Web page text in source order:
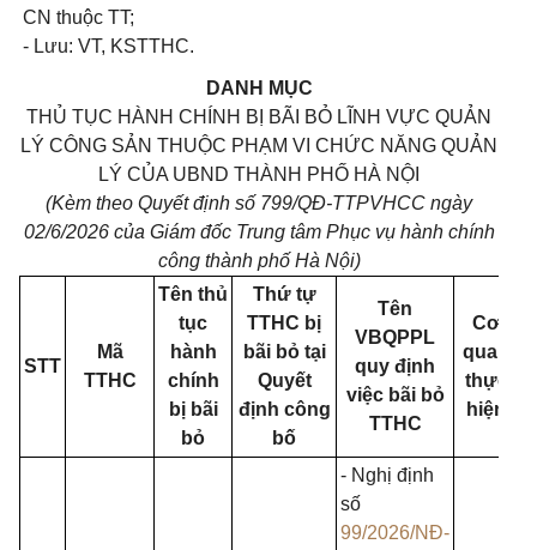
CN thuộc TT;
- Lưu: VT, KSTTHC.
DANH MỤC
THỦ TỤC HÀNH CHÍNH BỊ BÃI BỎ LĨNH VỰC QUẢN
LÝ CÔNG SẢN THUỘC PHẠM VI CHỨC NĂNG QUẢN
LÝ CỦA UBND THÀNH PHỐ HÀ NỘI
(Kèm theo Quyết định số 799/QĐ-TTPVHCC ngày
02/6/2026 của Giám đốc Trung tâm Phục vụ hành chính
công thành phố Hà Nội)
STT
Mã
TTHC
Tên thủ
tục
hành
chính
bị bãi
bỏ
Thứ tự
TTHC bị
bãi bỏ tại
Quyết
định công
bố
Tên
VBQPPL
quy định
việc bãi bỏ
TTHC
Cơ
quan
thực
hiện
- Nghị định
số
99/2026/NĐ-